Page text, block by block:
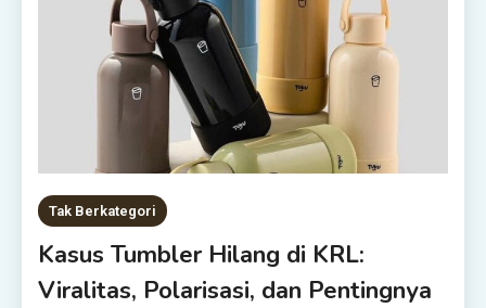
Tak Berkategori
Kasus Tumbler Hilang di KRL:
Viralitas, Polarisasi, dan Pentingnya